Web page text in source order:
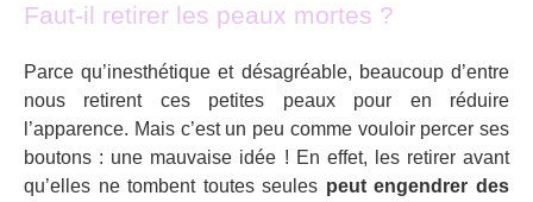
Faut-il retirer les peaux mortes ?
Parce qu’inesthétique et désagréable, beaucoup d’entre
nous retirent ces petites peaux pour en réduire
l’apparence. Mais c’est un peu comme vouloir percer ses
boutons : une mauvaise idée ! En effet, les retirer avant
qu’elles ne tombent toutes seules peut engendrer des